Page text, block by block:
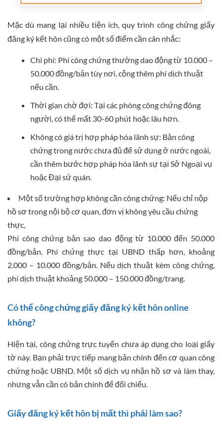
Mặc dù mang lại nhiều tiện ích, quy trình công chứng giấy
đăng ký kết hôn cũng có một số điểm cần cân nhắc:
Chi phí: Phí công chứng thường dao động từ 10.000 –
50.000 đồng/bản tùy nơi, cộng thêm phí dịch thuật
nếu cần.
Thời gian chờ đợi: Tại các phòng công chứng đông
người, có thể mất 30-60 phút hoặc lâu hơn.
Không có giá trị hợp pháp hóa lãnh sự: Bản công
chứng trong nước chưa đủ để sử dụng ở nước ngoài,
cần thêm bước hợp pháp hóa lãnh sự tại Sở Ngoại vụ
hoặc Đại sứ quán.
Một số trường hợp không cần công chứng: Nếu chỉ nộp
hồ sơ trong nội bộ cơ quan, đơn vị không yêu cầu chứng
thực,
Phí công chứng bản sao dao động từ 10.000 đến 50.000
đồng/bản. Phí chứng thực tại UBND thấp hơn, khoảng
2.000 – 10.000 đồng/bản. Nếu dịch thuật kèm công chứng,
phí dịch thuật khoảng 50.000 – 150.000 đồng/trang.
Có thể công chứng giấy đăng ký kết hôn online
không?
Hiện tại, công chứng trực tuyến chưa áp dụng cho loại giấy
tờ này. Bạn phải trực tiếp mang bản chính đến cơ quan công
chứng hoặc UBND. Một số dịch vụ nhận hồ sơ và làm thay,
nhưng vẫn cần có bản chính để đối chiếu.
Giấy đăng ký kết hôn bị mất thì phải làm sao?